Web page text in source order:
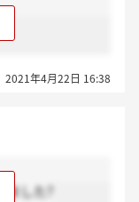
2021年4月22日 16:38
ました?